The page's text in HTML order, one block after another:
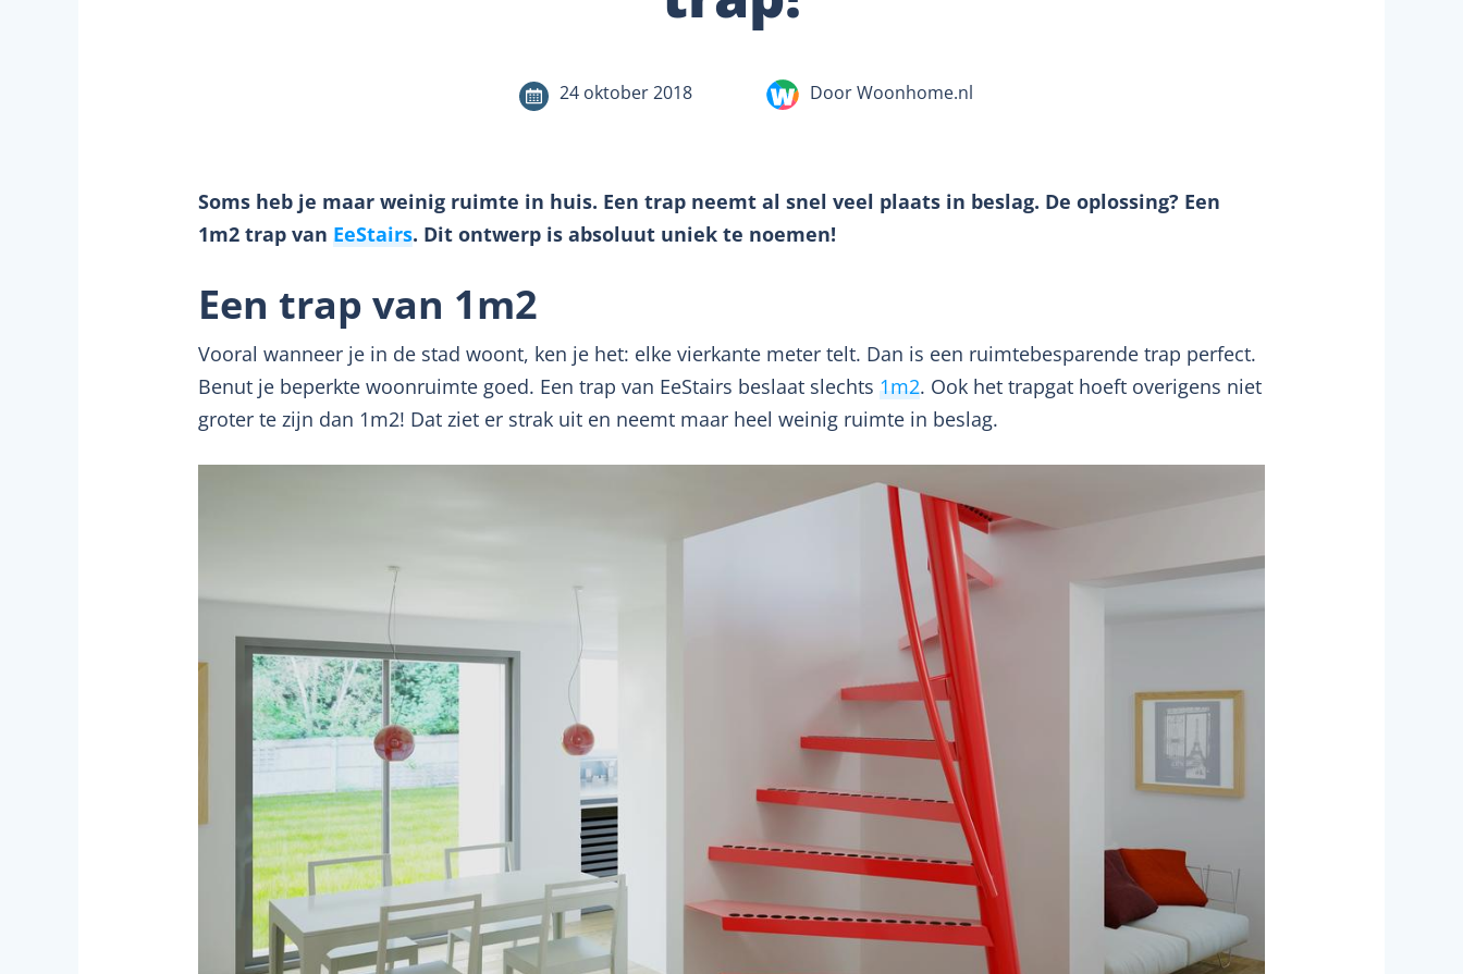
24 oktober 2018 Door Woonhome.nl
Soms heb je maar weinig ruimte in huis. Een trap neemt al snel veel plaats in beslag. De oplossing? Een
1m2 trap van EeStairs. Dit ontwerp is absoluut uniek te noemen!
Een trap van 1m2
Vooral wanneer je in de stad woont, ken je het: elke vierkante meter telt. Dan is een ruimtebesparende trap perfect.
Benut je beperkte woonruimte goed. Een trap van EeStairs beslaat slechts 1m2. Ook het trapgat hoeft overigens niet
groter te zijn dan 1m2! Dat ziet er strak uit en neemt maar heel weinig ruimte in beslag.